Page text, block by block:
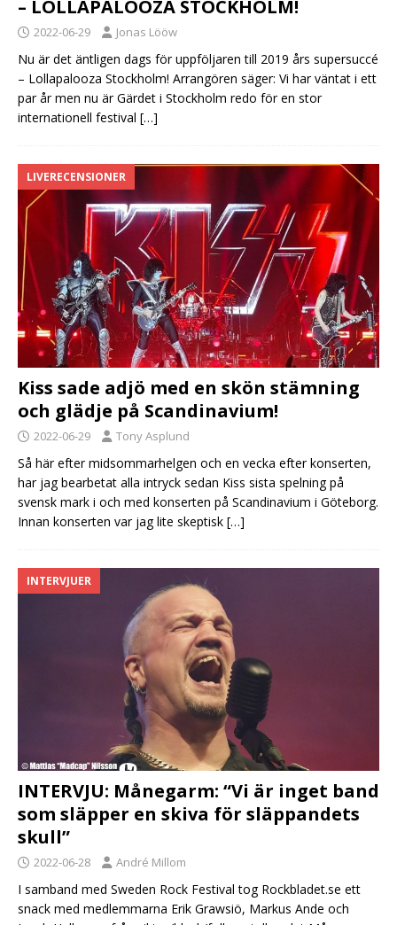
– LOLLAPALOOZA STOCKHOLM!
2022-06-29 Jonas Lööw
Nu är det äntligen dags för uppföljaren till 2019 års supersuccé
– Lollapalooza Stockholm! Arrangören säger: Vi har väntat i ett
par år men nu är Gärdet i Stockholm redo för en stor
internationell festival […]
LIVERECENSIONER
Kiss sade adjö med en skön stämning
och glädje på Scandinavium!
2022-06-29 Tony Asplund
Så här efter midsommarhelgen och en vecka efter konserten,
har jag bearbetat alla intryck sedan Kiss sista spelning på
svensk mark i och med konserten på Scandinavium i Göteborg.
Innan konserten var jag lite skeptisk […]
INTERVJUER
INTERVJU: Månegarm: “Vi är inget band
som släpper en skiva för släppandets
skull”
2022-06-28 André Millom
I samband med Sweden Rock Festival tog Rockbladet.se ett
snack med medlemmarna Erik Grawsiö, Markus Ande och